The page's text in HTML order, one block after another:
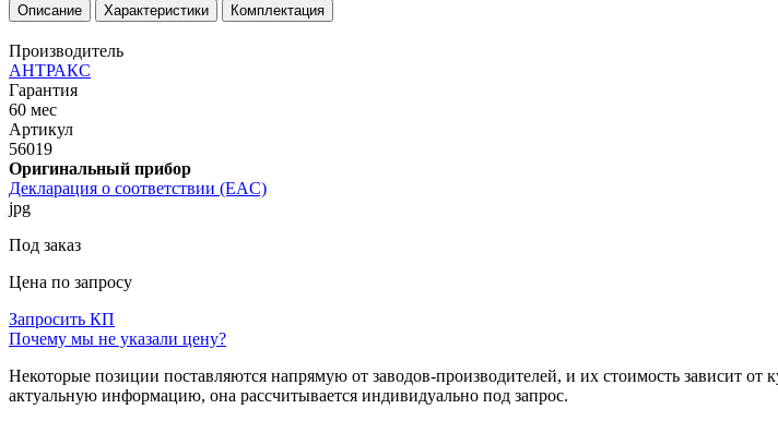
Описание Характеристики Комплектация
Производитель
АНТРАКС
Гарантия
60 мес
Артикул
56019
Оригинальный прибор
Декларация о соответствии (EAC)
jpg
Под заказ
Цена по запросу
Запросить КП
Почему мы не указали цену?
Некоторые позиции поставляются напрямую от заводов-производителей, и их стоимость зависит
актуальную информацию, она рассчитывается индивидуально под запрос.